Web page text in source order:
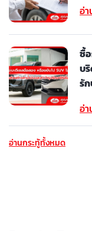
อ่
ซื้
บ
รั
อ่
อ่านกระทู้ทั้งหมด